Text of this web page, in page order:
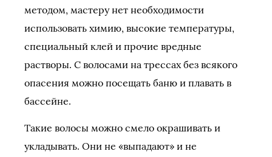
методом, мастеру нет необходимости
использовать химию, высокие температуры,
специальный клей и прочие вредные
растворы. С волосами на трессах без всякого
опасения можно посещать баню и плавать в
бассейне.
Такие волосы можно смело окрашивать и
укладывать. Они не «выпадают» и не